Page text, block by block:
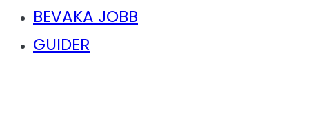
BEVAKA JOBB
GUIDER